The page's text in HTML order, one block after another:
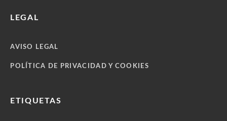
LEGAL
AVISO LEGAL
POLÍTICA DE PRIVACIDAD Y COOKIES
ETIQUETAS